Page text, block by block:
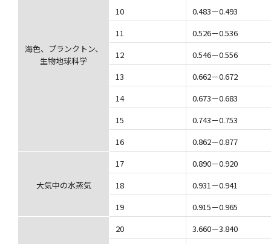
海色、プランクトン、
生物地球科学
10
0.483－0.493
11
0.526－0.536
12
0.546－0.556
13
0.662－0.672
14
0.673－0.683
15
0.743－0.753
16
0.862－0.877
大気中の水蒸気
17
0.890－0.920
18
0.931－0.941
19
0.915－0.965
20
3.660－3.840